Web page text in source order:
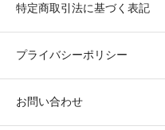
特定商取引法に基づく表記
プライバシーポリシー
お問い合わせ